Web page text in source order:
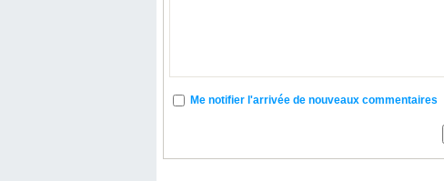
Me notifier l'arrivée de nouveaux commentaires